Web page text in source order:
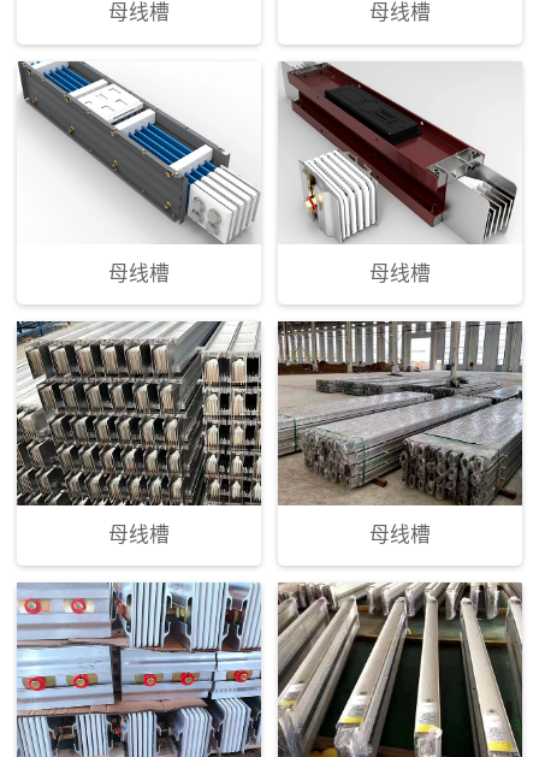
母线槽 母线槽
母线槽 母线槽
母线槽 母线槽